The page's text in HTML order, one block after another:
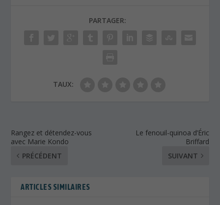
PARTAGER:
TAUX:
Rangez et détendez-vous
avec Marie Kondo
PRÉCÉDENT
Le fenouil-quinoa d’Éric
Briffard
SUIVANT
ARTICLES SIMILAIRES